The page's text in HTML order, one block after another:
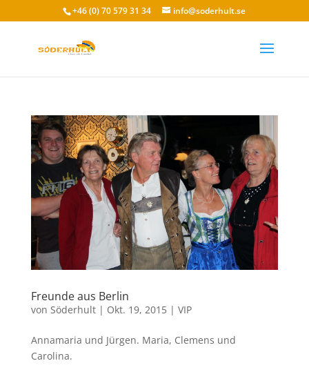
+46 (0) 70 579 31 34 info@soderhult.se
Freunde aus Berlin
von Söderhult| Okt. 19, 2015| VIP
Annamaria und Jürgen. Maria, Clemens und
Carolina.